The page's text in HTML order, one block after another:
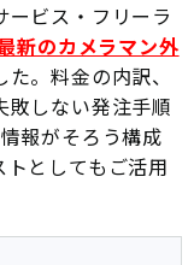
ビス・フリーラ
新のカメラマン外
。料金の内訳、
敗しない発注手順
報がそろう構成
としてもご活用